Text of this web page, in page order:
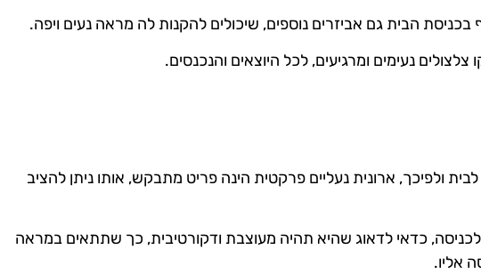
בכניסת הבית גם אביזרים נוספים, שיכולים להקנות לה מראה נעים ויפה.
צלצולים נעימים ומרגיעים, לכל היוצאים והנכנסים.
ולפיכך, ארונית נעליים פרקטית הינה פריט מתבקש, אותו ניתן להציב
לכניסה, כדאי לדאוג שהיא תהיה מעוצבת ודקורטיבית, כך שתתאים במראה
אליו.